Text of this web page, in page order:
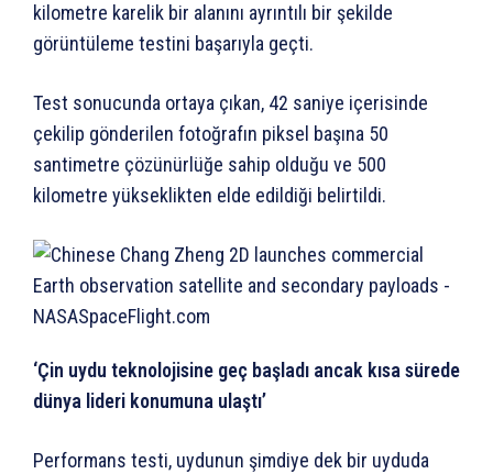
kilometre karelik bir alanını ayrıntılı bir şekilde
görüntüleme testini başarıyla geçti.
Test sonucunda ortaya çıkan, 42 saniye içerisinde
çekilip gönderilen fotoğrafın piksel başına 50
santimetre çözünürlüğe sahip olduğu ve 500
kilometre yükseklikten elde edildiği belirtildi.
‘Çin uydu teknolojisine geç başladı ancak kısa sürede
dünya lideri konumuna ulaştı’
Performans testi, uydunun şimdiye dek bir uyduda